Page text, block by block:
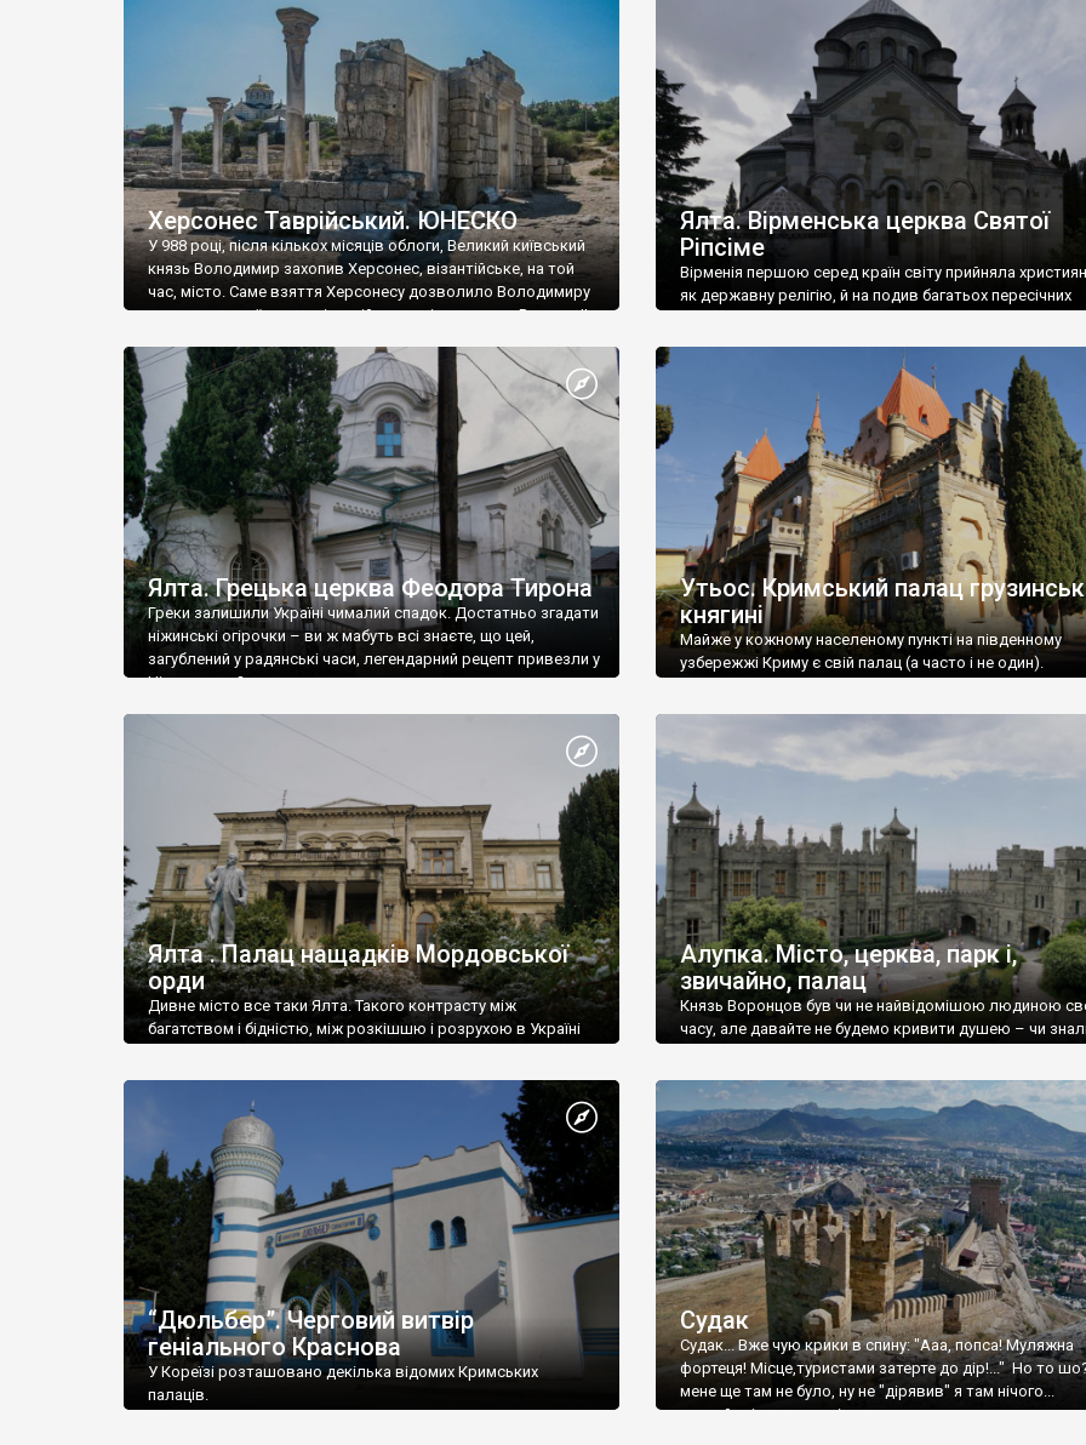
візантійської доби. Раритети викрадені з фондів об’єкту
культурної спадщини ЮНЕСКО «Херсонеса Таврійського».
Офіційно – на виставку «Золото Візантії», але експерти та
влада в Україні вважають це лише […]
називаються «повстяками» (postaki)…” “Вино. Крим
виробляє відмінне вино і його вдосталь: воно все
легке біле і дуже […]
Херсонес Таврійський. ЮНЕСКО
У 988 році, після кількох місяців облоги, Великий київський
князь Володимир захопив Херсонес, візантійське, на той
час, місто. Саме взяття Херсонесу дозволило Володимиру
диктувати свої умови візантійському імператору Василю ІІ,
Херсонесі Володимир-язичник, став Василем-
християнином. А потім було Хрещення Русі. На честь
Херсонесу Таврійського названо місто […]
Ялта. Вірменська церква Святої
Ріпсіме
Вірменія першою серед країн світу прийняла
як державну релігію, й на подив багатьох пересічних
Ялта. Грецька церква Феодора Тирона
Греки залишили Україні чималий спадок. Достатньо згадати
ніжинські огірочки – ви ж мабуть всі знаєте, що цей,
загублений у радянські часи, легендарний рецепт привезли у
Ніжин греки?
Утьос. Кримський палац
княгині
Майже у кожному населеному пункті на південному
узбережжі Криму є свій палац (а часто і не один).
Ялта . Палац нащадків Мордовської
орди
Дивне місто все таки Ялта. Такого контрасту між
багатством і бідністю, між розкішшю і розрухою в Україні
Алупка. Місто, церква, парк і,
звичайно, палац
Князь Воронцов був чи не найвідомішою людиною
часу, але давайте не будемо кривити душею – чи
“Дюльбер”. Черговий витвір
геніального Краснова
У Кореїзі розташовано декілька відомих Кримських
палаців.
Судак
Судак... Вже чую крики в спину: "Ааа, попса! Муляжна
фортеця! Місце,туристами затерте до дір!..." Но то
мене ще там не було, ну не "дірявив" я там нічого...
принаймні до цього літа.